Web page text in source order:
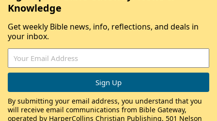
Knowledge
Get weekly Bible news, info, reflections, and deals in
your inbox.
By submitting your email address, you understand that you
will receive email communications from Bible Gateway,
operated by HarperCollins Christian Publishing, 501 Nelson